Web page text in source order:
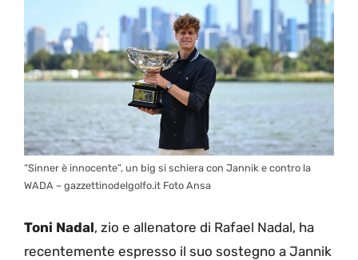
“Sinner è innocente”, un big si schiera con Jannik e contro la
WADA – gazzettinodelgolfo.it Foto Ansa
Toni Nadal, zio e allenatore di Rafael Nadal, ha
recentemente espresso il suo sostegno a Jannik